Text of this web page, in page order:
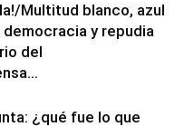
Multitud blanco, azul
y repudia
del
¿qué fue lo que